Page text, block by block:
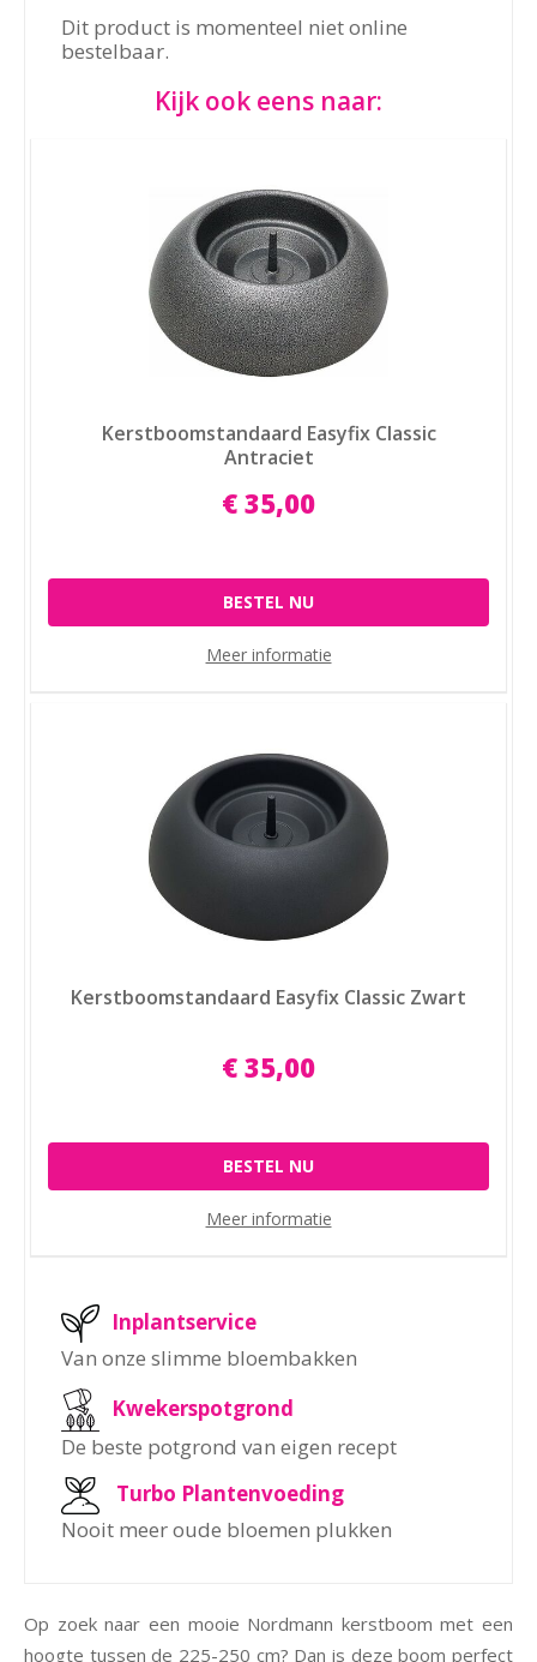
Dit product is momenteel niet online
bestelbaar.
Kijk ook eens naar:
Kerstboomstandaard Easyfix Classic
Antraciet
€ 35,00
Meer informatie
BESTEL NU
Kerstboomstandaard Easyfix Classic Zwart
€ 35,00
Meer informatie
BESTEL NU
Inplantservice
Van onze slimme bloembakken
Kwekerspotgrond
De beste potgrond van eigen recept
Turbo Plantenvoeding
Nooit meer oude bloemen plukken
Op zoek naar een mooie Nordmann kerstboom met een
hoogte tussen de 225-250 cm? Dan is deze boom perfect